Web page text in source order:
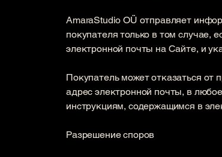
AmaraStudio OÜ отправляет
покупателя только в том случае,
электронной почты на Сайте, и
Покупатель может отказаться
адрес электронной почты, в
инструкциям, содержащимся в
Разрешение споров